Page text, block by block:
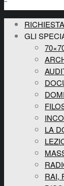
GLI
LA
RAI,